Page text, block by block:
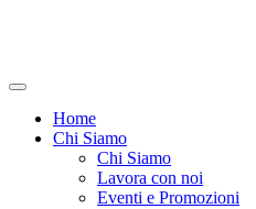
Home
Chi Siamo
Chi Siamo
Lavora con noi
Eventi e Promozioni